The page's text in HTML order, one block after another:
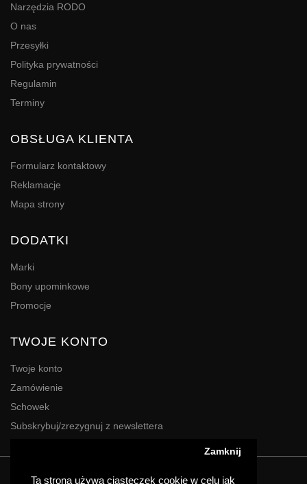
Ta strona używa ciasteczek cookie w celu jak
Zamknij
Narzędzia RODO
O nas
Przesyłki
Polityka prywatności
Regulamin
Terminy
OBSŁUGA KLIENTA
Formularz kontaktowy
Reklamacje
Mapa strony
DODATKI
Marki
Bony upominkowe
Promocje
TWOJE KONTO
Twoje konto
Zamówienie
Schowek
Subskrybuj/zrezygnuj z newslettera
Powered ByDigres